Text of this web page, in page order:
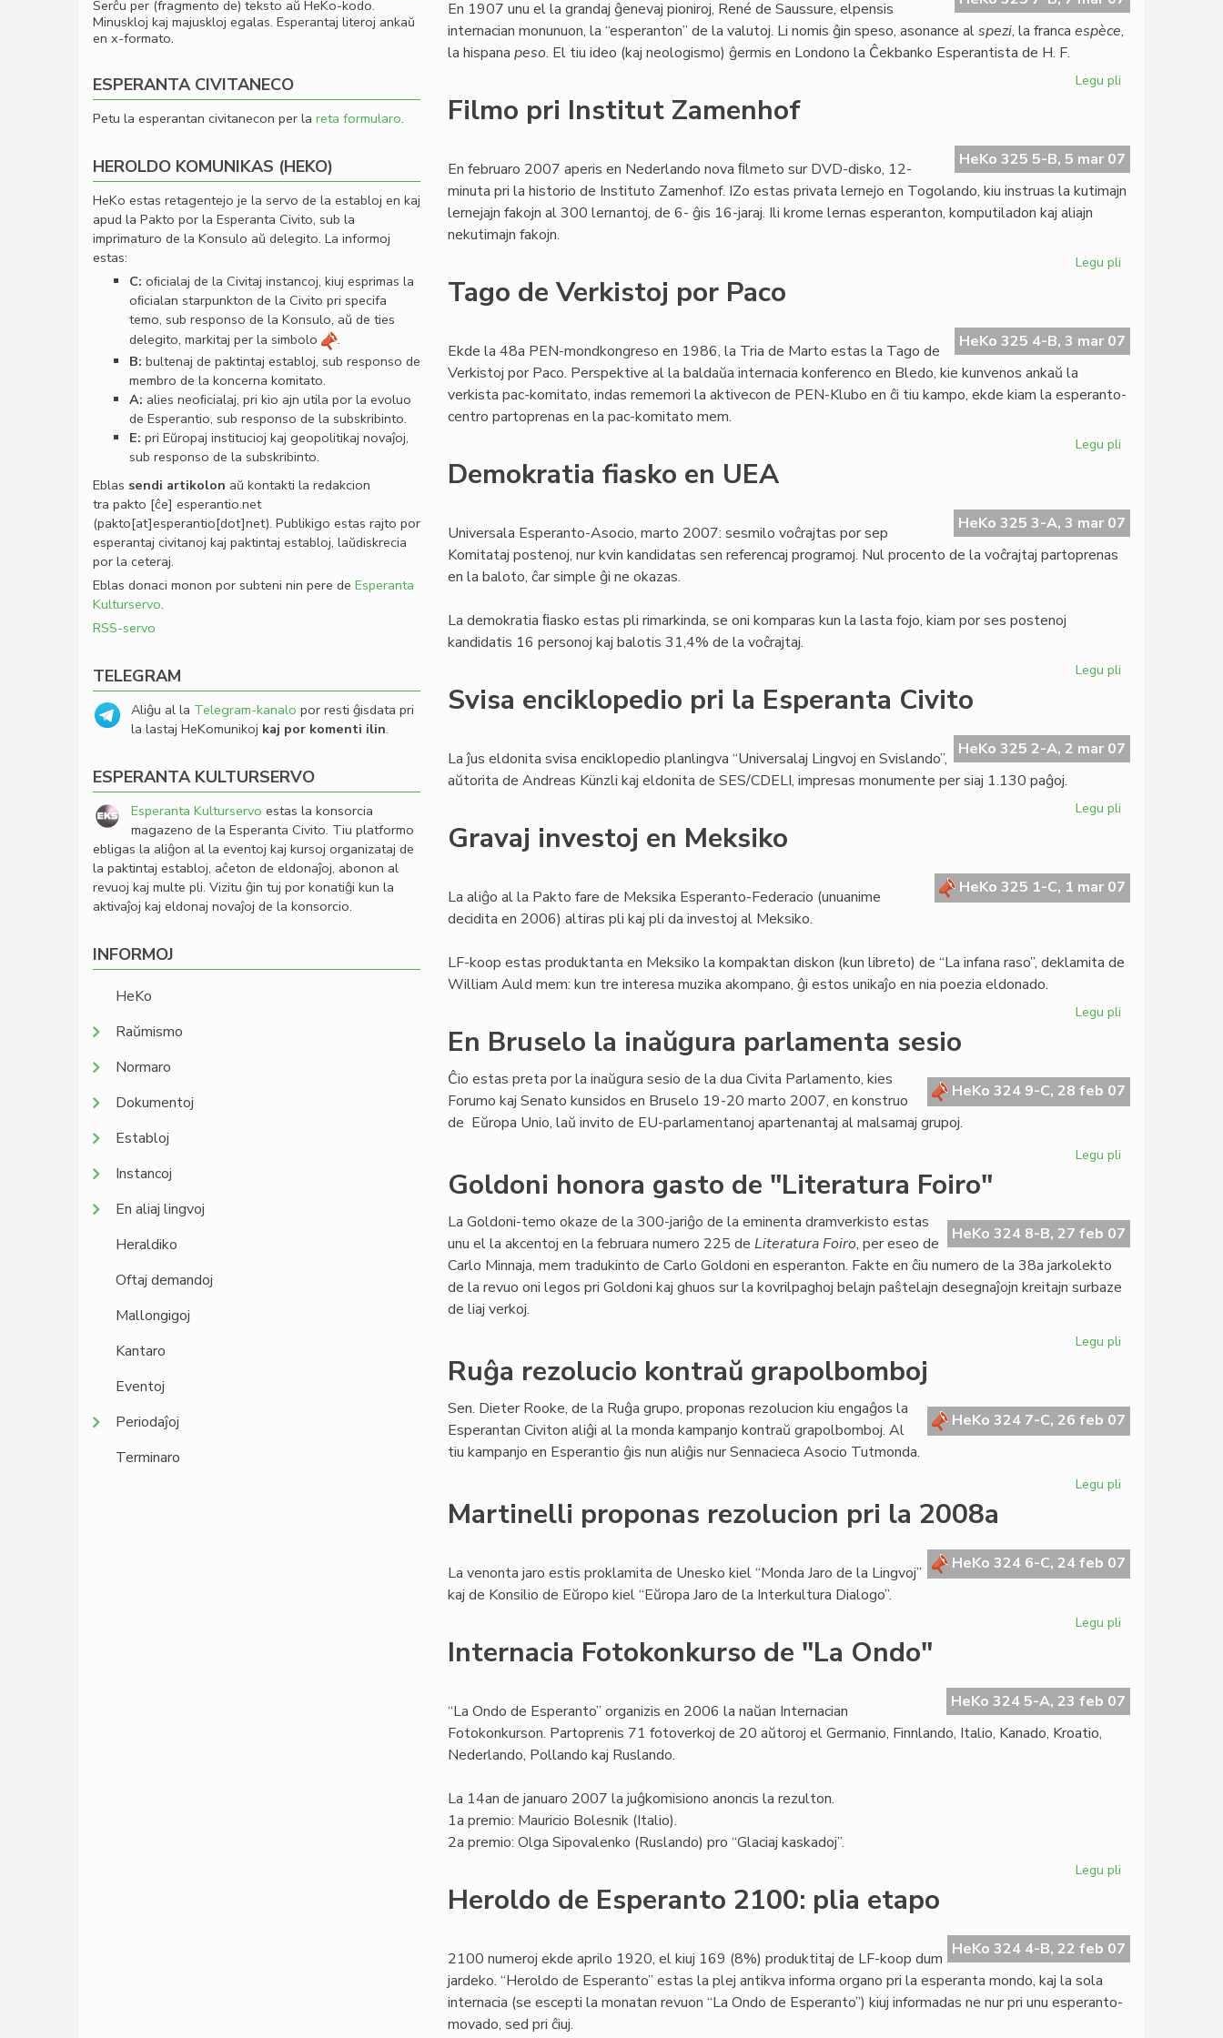
En 1907 unu el la grandaj ĝenevaj pioniroj, René de Saussure, elpensis
internacian monunuon, la “esperanton” de la valutoj. Li nomis ĝin speso, asonance alspezi, la franca espèce,
la hispana peso. El tiu ideo (kaj neologismo) ĝermis en Londono la Ĉekbanko Esperantista de H. F.
Legu pli
centjara
Filmo pri Institut Zamenhof
HeKo 325 5-B, 5 mar 07
En februaro 2007 aperis en Nederlando nova ﬁlmeto sur DVD-disko, 12-
minuta pri la historio de Instituto Zamenhof. IZo estas privata lernejo en Togolando, kiu instruas la kutimajn
lernejajn fakojn al 300 lernantoj, de 6- ĝis 16-jaraj. Ili krome lernas esperanton, komputiladon kaj aliajn
nekutimajn fakojn.
Legu pli
Zamenhof
Tago de Verkistoj por Paco
HeKo 325 4-B, 3 mar 07
Ekde la 48a PEN-mondkongreso en 1986, la Tria de Marto estas la Tago de
Verkistoj por Paco. Perspektive al la baldaŭa internacia konferenco en Bledo, kie kunvenos ankaŭ la
verkista pac-komitato, indas rememori la aktivecon de PEN-Klubo en ĉi tiu kampo, ekde kiam la esperanto-
centro partoprenas en la pac-komitato mem.
Legu pli
por
Paco
Demokratia fiasko en UEA
HeKo 325 3-A, 3 mar 07
Universala Esperanto-Asocio, marto 2007: sesmilo voĉrajtas por sep
Komitataj postenoj, nur kvin kandidatas sen referencaj programoj. Nul procento de la voĉrajtaj partoprenas
en la baloto, ĉar simple ĝi ne okazas.
La demokratia ﬁasko estas pli rimarkinda, se oni komparas kun la lasta fojo, kiam por ses postenoj
kandidatis 16 personoj kaj balotis 31,4% de la voĉrajtaj.
Legu pli
UEA
Svisa enciklopedio pri la Esperanta Civito
HeKo 325 2-A, 2 mar 07
La ĵus eldonita svisa enciklopedio planlingva “Universalaj Lingvoj en Svislando”,
aŭtorita de Andreas Künzli kaj eldonita de SES/CDELI, impresas monumente per siaj 1.130 paĝoj.
Legu pli
la
Esperanta
Gravaj investoj en Meksiko
HeKo 325 1-C, 1 mar 07
La aliĝo al la Pakto fare de Meksika Esperanto-Federacio (unuanime
decidita en 2006) altiras pli kaj pli da investoj al Meksiko.
LF-koop estas produktanta en Meksiko la kompaktan diskon (kun libreto) de “La infana raso”, deklamita de
William Auld mem: kun tre interesa muzika akompano, ĝi estos unikaĵo en nia poezia eldonado.
Legu pli
Meksiko
En Bruselo la inaŭgura parlamenta sesio
HeKo 324 9-C, 28 feb 07
Ĉio estas preta por la inaŭgura sesio de la dua Civita Parlamento, kies
Forumo kaj Senato kunsidos en Bruselo 19-20 marto 2007, en konstruo
de Eŭropa Unio, laŭ invito de EU-parlamentanoj apartenantaj al malsamaj grupoj.
Legu pli
inaŭgura
parlamenta
Goldoni honora gasto de "Literatura Foiro"
HeKo 324 8-B, 27 feb 07
La Goldoni-temo okaze de la 300-jariĝo de la eminenta dramverkisto estas
unu el la akcentoj en la februara numero 225 de Literatura Foiro, per eseo de
Carlo Minnaja, mem tradukinto de Carlo Goldoni en esperanton. Fakte en ĉiu numero de la 38a jarkolekto
de la revuo oni legos pri Goldoni kaj ghuos sur la kovrilpaghoj belajn paŝtelajn desegnaĵojn kreitajn surbaze
de liaj verkoj.
Legu pli
de
"Literatura
Ruĝa rezolucio kontraŭ grapolbomboj
HeKo 324 7-C, 26 feb 07
Sen. Dieter Rooke, de la Ruĝa grupo, proponas rezolucion kiu engaĝos la
Esperantan Civiton aliĝi al la monda kampanjo kontraŭ grapolbomboj. Al
tiu kampanjo en Esperantio ĝis nun aliĝis nur Sennacieca Asocio Tutmonda.
Legu pli
grapolbomboj
Martinelli proponas rezolucion pri la 2008a
HeKo 324 6-C, 24 feb 07
La venonta jaro estis proklamita de Unesko kiel “Monda Jaro de la Lingvoj”
kaj de Konsilio de Eŭropo kiel “Eŭropa Jaro de la Interkultura Dialogo”.
Legu pli
pri
la
Internacia Fotokonkurso de "La Ondo"
HeKo 324 5-A, 23 feb 07
“La Ondo de Esperanto” organizis en 2006 la naŭan Internacian
Fotokonkurson. Partoprenis 71 fotoverkoj de 20 aŭtoroj el Germanio, Finnlando, Italio, Kanado, Kroatio,
Nederlando, Pollando kaj Ruslando.
La 14an de januaro 2007 la juĝkomisiono anoncis la rezulton.
1a premio: Mauricio Bolesnik (Italio).
2a premio: Olga Sipovalenko (Ruslando) pro “Glaciaj kaskadoj”.
Legu pli
"La
Ondo"
Heroldo de Esperanto 2100: plia etapo
HeKo 324 4-B, 22 feb 07
2100 numeroj ekde aprilo 1920, el kiuj 169 (8%) produktitaj de LF-koop dum
jardeko. “Heroldo de Esperanto” estas la plej antikva informa organo pri la esperanta mondo, kaj la sola
internacia (se escepti la monatan revuon “La Ondo de Esperanto”) kiuj informadas ne nur pri unu esperanto-
movado, sed pri ĉiuj.
Serĉu per (fragmento de) teksto aŭ HeKo-kodo.
Minuskloj kaj majuskloj egalas. Esperantaj literoj ankaŭ
en x-formato.
ESPERANTA CIVITANECO
Petu la esperantan civitanecon per la reta formularo.
HEROLDO KOMUNIKAS (HEKO)
HeKo estas retagentejo je la servo de la establoj en kaj
apud la Pakto por la Esperanta Civito, sub la
imprimaturo de la Konsulo aŭ delegito. La informoj
estas:
C: oﬁcialaj de la Civitaj instancoj, kiuj esprimas la
oﬁcialan starpunkton de la Civito pri specifa
temo, sub responso de la Konsulo, aŭ de ties
delegito, markitaj per la simbolo
.
B: bultenaj de paktintaj establoj, sub responso de
membro de la koncerna komitato.
A: alies neoﬁcialaj, pri kio ajn utila por la evoluo
de Esperantio, sub responso de la subskribinto.
E: pri Eŭropaj institucioj kaj geopolitikaj novaĵoj,
sub responso de la subskribinto.
Eblas sendi artikolon aŭ kontakti la redakcion
tra pakto [ĉe] esperantio.net
(pakto[at]esperantio[dot]net). Publikigo estas rajto por
esperantaj civitanoj kaj paktintaj establoj, laŭdiskrecia
por la ceteraj.
Eblas donaci monon por subteni nin pere de Esperanta
Kulturservo.
RSS-servo
TELEGRAM
Aliĝu al la Telegram-kanalo por resti ĝisdata pri
la lastaj HeKomunikoj kaj por komenti ilin.
ESPERANTA KULTURSERVO
Esperanta Kulturservo estas la konsorcia
magazeno de la Esperanta Civito. Tiu platformo
ebligas la aliĝon al la eventoj kaj kursoj organizataj de
la paktintaj establoj, aĉeton de eldonaĵoj, abonon al
revuoj kaj multe pli. Vizitu ĝin tuj por konatiĝi kun la
aktivaĵoj kaj eldonaj novaĵoj de la konsorcio.
INFORMOJ
HeKo
Raŭmismo
Normaro
Dokumentoj
Establoj
Instancoj
En aliaj lingvoj
Heraldiko
Oftaj demandoj
Mallongigoj
Kantaro
Eventoj
Periodaĵoj
Terminaro